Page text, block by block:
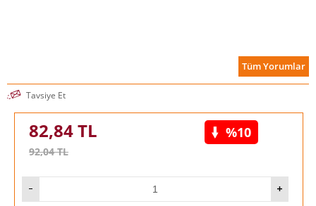
Tüm Yorumlar
Tavsiye Et
82,84TL
92,04TL
%10